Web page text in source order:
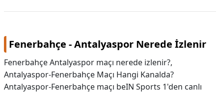
İLETİŞİM
Fenerbahçe - Antalyaspor Nerede İzlenir
Fenerbahçe Antalyaspor maçı nerede izlenir?,
Antalyaspor-Fenerbahçe Maçı Hangi Kanalda?
Antalyaspor-Fenerbahçe maçı beIN Sports 1'den canlı